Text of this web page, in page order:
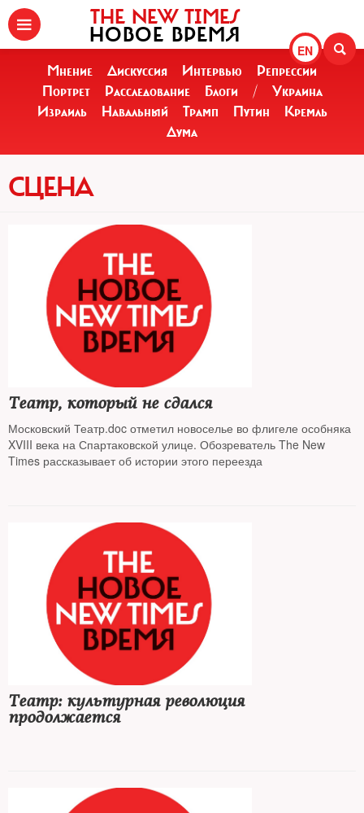
EN
THE NEW TIMES
НОВОЕ ВРЕМЯ
Мнение Дискуссия Интервью
Репрессии
Портрет
Расследование Блоги /
Украина
Израиль
Навальный Трамп Путин
Кремль
Дума
СЦЕНА
Театр, который не сдался
Московский Театр.doc отметил новоселье во флигеле особняка
XVIII века на Спартаковской улице. Обозреватель The New
Times рассказывает об истории этого переезда
Театр: культурная революция
продолжается